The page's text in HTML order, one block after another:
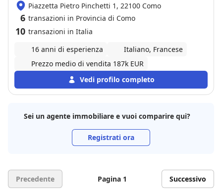
Piazzetta Pietro Pinchetti 1, 22100 Como
6 transazioni in Provincia di Como
10 transazioni in Italia
16 anni di esperienza
Italiano, Francese
Prezzo medio di vendita 187k EUR
Vedi profilo completo
Sei un agente immobiliare e vuoi comparire qui?
Registrati ora
Precedente Pagina 1 Successivo